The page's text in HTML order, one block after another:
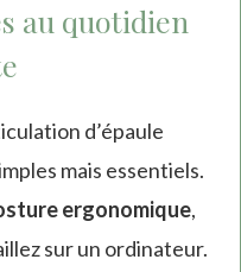
au quotidien
d’épaule
mais essentiels.
ergonomique,
sur un ordinateur.